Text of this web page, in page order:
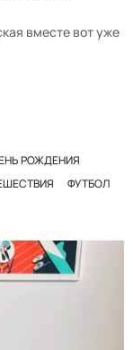
вместе вот уже
РОЖДЕНИЯ
ФУТБОЛ